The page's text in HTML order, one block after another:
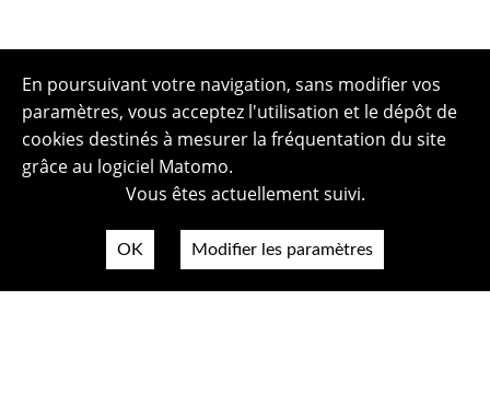
En poursuivant votre navigation, sans modifier vos
paramètres, vous acceptez l'utilisation et le dépôt de
cookies destinés à mesurer la fréquentation du site
grâce au logiciel Matomo.
Vous êtes actuellement suivi.
OK Modifier les paramètres